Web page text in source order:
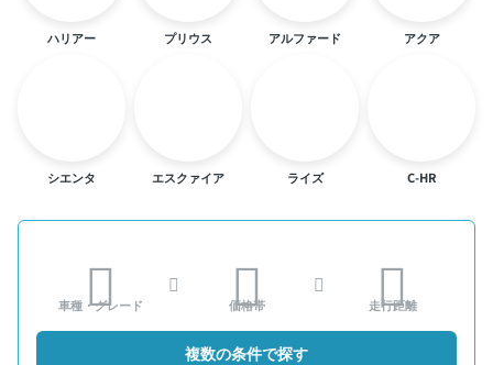
ハリアー プリウス アルファード アクア
シエンタ エスクァイア ライズ C-HR
車種・グレード 価格帯 走行距離
複数の条件で探す